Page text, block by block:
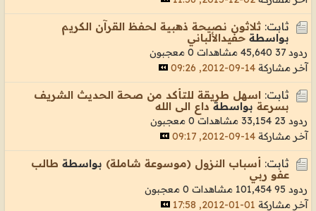
ثابت: ثلاثون نصيحة ذهبية لحفظ القرآن الكريم
بواسطة حفيدالألباني
ردود 37 45,640 مشاهدات
0 معجبون
آخر مشاركة 14-09-2012, 09:26
ثابت: اسهل طريقة للتأكد من صحة الحديث الشريف
بسرعة بواسطةداع الى الله
ردود 23 33,154 مشاهدات
0 معجبون
آخر مشاركة 14-09-2012, 09:17
ثابت: أسباب النزول (موسوعة شاملة) بواسطة طالب
عفو ربي
ردود 95 101,454 مشاهدات
0 معجبون
آخر مشاركة 01-01-2012, 17:58